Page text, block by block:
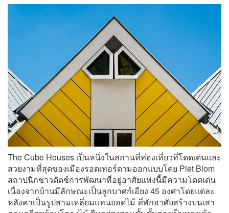
The Cube Houses เป็นหนึ่งในสถานที่ท่องเที่ยวที่โดดเด่นและ
สวยงามที่สุดของเมืองรอตเทอร์ดามออกแบบโดย Piet Blom
สถาปนิกชาวดัตช์การพัฒนาที่อยู่อาศัยแห่งนี้มีความโดดเด่น
เนื่องจากบ้านมีลักษณะเป็นลูกบาศก์เอียง 45 องศาโดยแต่ละ
หลังคาเป็นรูปสามเหลี่ยมแทนยอดไม้ ที่พักอาศัยสร้างบนเสา